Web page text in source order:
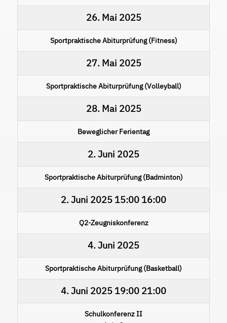
26. Mai 2025
Sportpraktische Abiturprüfung (Fitness)
27. Mai 2025
Sportpraktische Abiturprüfung (Volleyball)
28. Mai 2025
Beweglicher Ferientag
2. Juni 2025
Sportpraktische Abiturprüfung (Badminton)
2. Juni 2025 15:00 16:00
Q2-Zeugniskonferenz
4. Juni 2025
Sportpraktische Abiturprüfung (Basketball)
4. Juni 2025 19:00 21:00
Schulkonferenz II